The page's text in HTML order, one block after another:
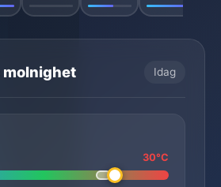
molnighet Idag
30°C